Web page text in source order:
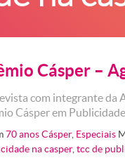
Cásper –
com integrante da
Cásper em
70 anos Cásper, Especiais
na casper, tcc de